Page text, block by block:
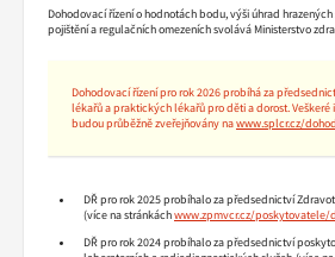
Dohodovací řízení o hodnotách bodu, výši úhrad
pojištění a regulačních omezeních svolává Ministerstvo
Dohodovací řízení pro rok 2026 probíhá za
lékařů a praktických lékařů pro děti a dorost.
budou průběžně zveřejňovány nawww.splcr.cz/
DŘ pro rok 2025 probíhalo za předsednictví
(více na stránkáchwww.zpmvcr.cz/poskytovatele/
DŘ pro rok 2024 probíhalo za předsednictví